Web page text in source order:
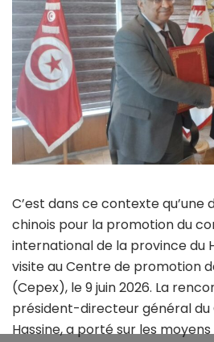
C’est dans ce contexte qu’une
chinois pour la promotion du
international de la province du
visite au Centre de promotion
(Cepex), le 9 juin 2026. La
président-directeur général du
Hassine, a porté sur les